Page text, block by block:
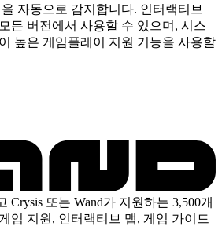
자동으로 감지합니다. 인터랙티브
든 버전에서 사용할 수 있으며, 시스
높은 게임플레이 지원 기능을 사용할
Crysis 또는 Wand가 지원하는 3,500개
임 지원, 인터랙티브 맵, 게임 가이드